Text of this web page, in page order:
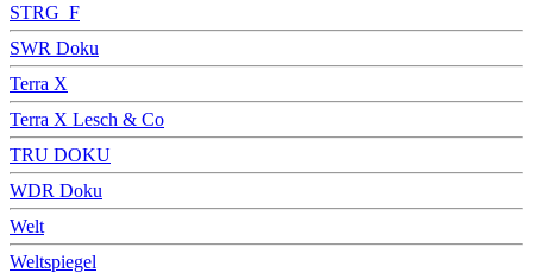
STRG_F
SWR Doku
Terra X
Terra X Lesch & Co
TRU DOKU
WDR Doku
Welt
Weltspiegel